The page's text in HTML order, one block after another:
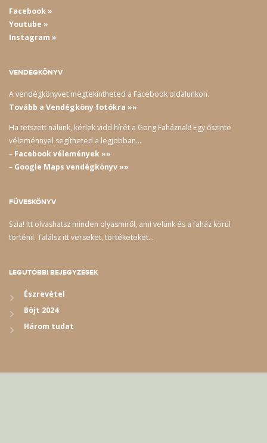
Facebook »
Youtube »
Instagram »
VENDÉGKÖNYV
A vendégkönyvet megtekintheted a Facebook oldalunkon.
Tovább a Vendégköny fotókra »»
Ha tetszett nálunk, kérlek vidd hírét a Gong Faháznak! Egy őszinte
véleménnyel segítheted a legjobban…
– Facebook vélemények »»
– Google Maps vendégkönyv »»
FÜVESKÖNYV
Szia! Itt olvashatsz minden olyasmiről, ami velünk és a faház körül
történil. Találsz itt verseket, törtéketeket…
LEGUTÓBBI BEJEGYZÉSEK
Észrevétel
Böjt 2024
Három tudat